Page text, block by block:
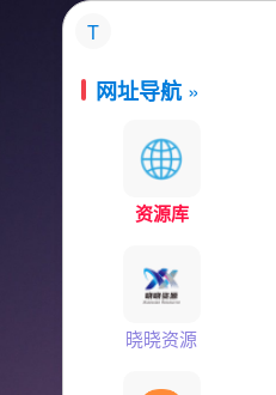
T
网址导航»
资源库
晓晓资源